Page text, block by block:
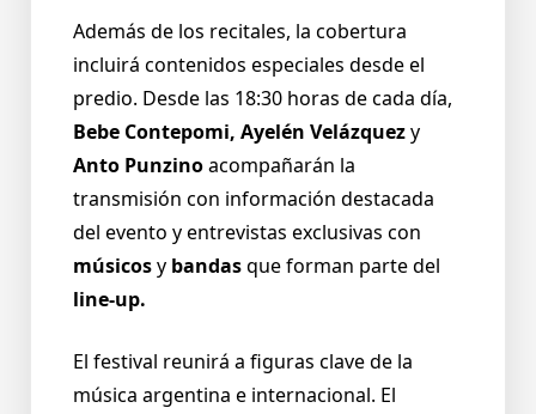
Además de los recitales, la cobertura
incluirá contenidos especiales desde el
predio. Desde las 18:30 horas de cada día,
Bebe Contepomi, Ayelén Velázquezy
Anto Punzinoacompañarán la
transmisión con información destacada
del evento y entrevistas exclusivas con
músicosy bandasque forman parte del
line-up.
El festival reunirá a figuras clave de la
música argentina e internacional. El